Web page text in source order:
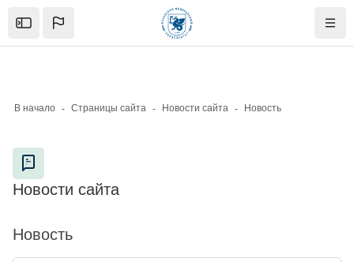
Перейти к основному содержанию
Open the sidebar
В начало Страницы сайта Новости сайта Новость
Блоки
Новости сайта
Блоки
Новость